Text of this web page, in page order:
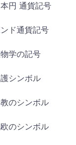
円 通貨記号
ド通貨記号
学の記号
シンボル
のシンボル
のシンボル